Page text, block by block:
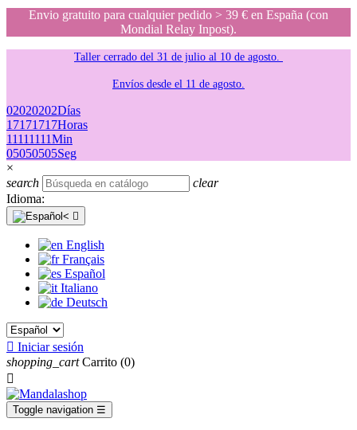
Envio gratuito para cualquier pedido > 39 € en España (con
Mondial Relay Inpost).
Taller cerrado del 31 de julio al 10 de agosto.
Envíos desde el 11 de agosto.
02020202Días
17171717Horas
11111111Min
05050505Seg
×
search
clear
Idioma:

English
Français
Español
Italiano
Deutsch
 Iniciar sesión
shopping_cart Carrito (0)

Toggle navigation ☰